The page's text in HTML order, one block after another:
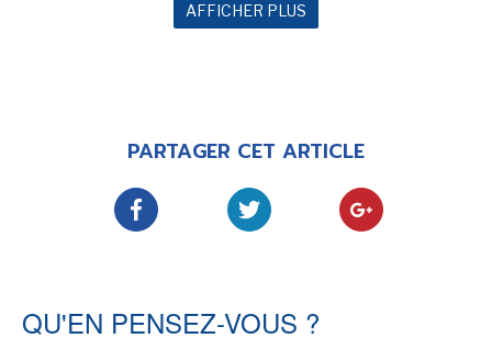
AFFICHER PLUS
PARTAGER CET ARTICLE
QU'EN PENSEZ-VOUS ?